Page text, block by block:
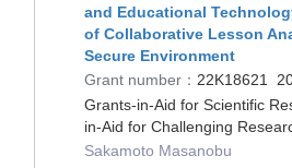
and Educational
of Collaborative Lesson
Secure Environment
Grant number： 22K18621
Grants-in-Aid for Scientific
in-Aid for Challenging
Sakamoto Masanobu